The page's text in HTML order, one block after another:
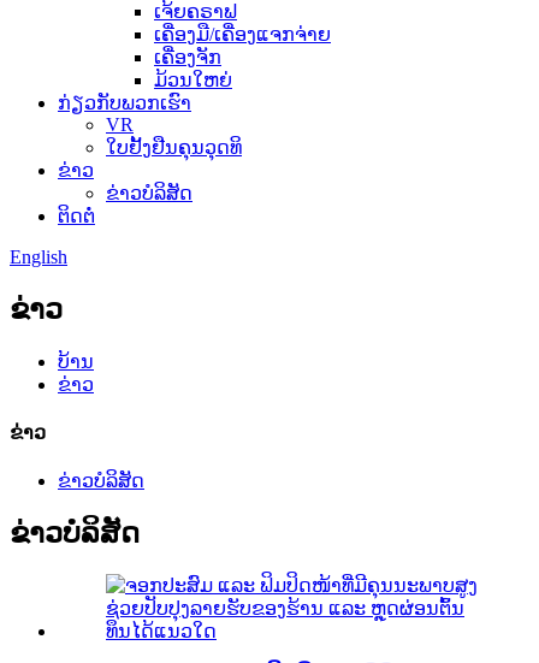
ເຈ້ຍຄຣາຟ
ເຄື່ອງມື/ເຄື່ອງແຈກຈ່າຍ
ເຄື່ອງຈັກ
ມ້ວນໃຫຍ່
ກ່ຽວກັບພວກເຮົາ
VR
ໃບຢັ້ງຢືນຄຸນວຸດທິ
ຂ່າວ
ຂ່າວບໍລິສັດ
ຕິດຕໍ່
English
ຂ່າວ
ບ້ານ
ຂ່າວ
ຂ່າວ
ຂ່າວບໍລິສັດ
ຂ່າວບໍລິສັດ